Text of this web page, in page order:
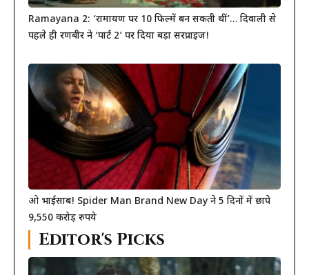
Ramayana 2: ‘रामायण पर 10 फिल्में बन सकती थीं’… दिवाली से
पहले ही रणबीर ने ‘पार्ट 2’ पर दिया बड़ा सरप्राइज!
ओ भाईसाब! Spider Man Brand New Day ने 5 दिनों में छापे
9,550 करोड़ रुपये
Editor's Picks